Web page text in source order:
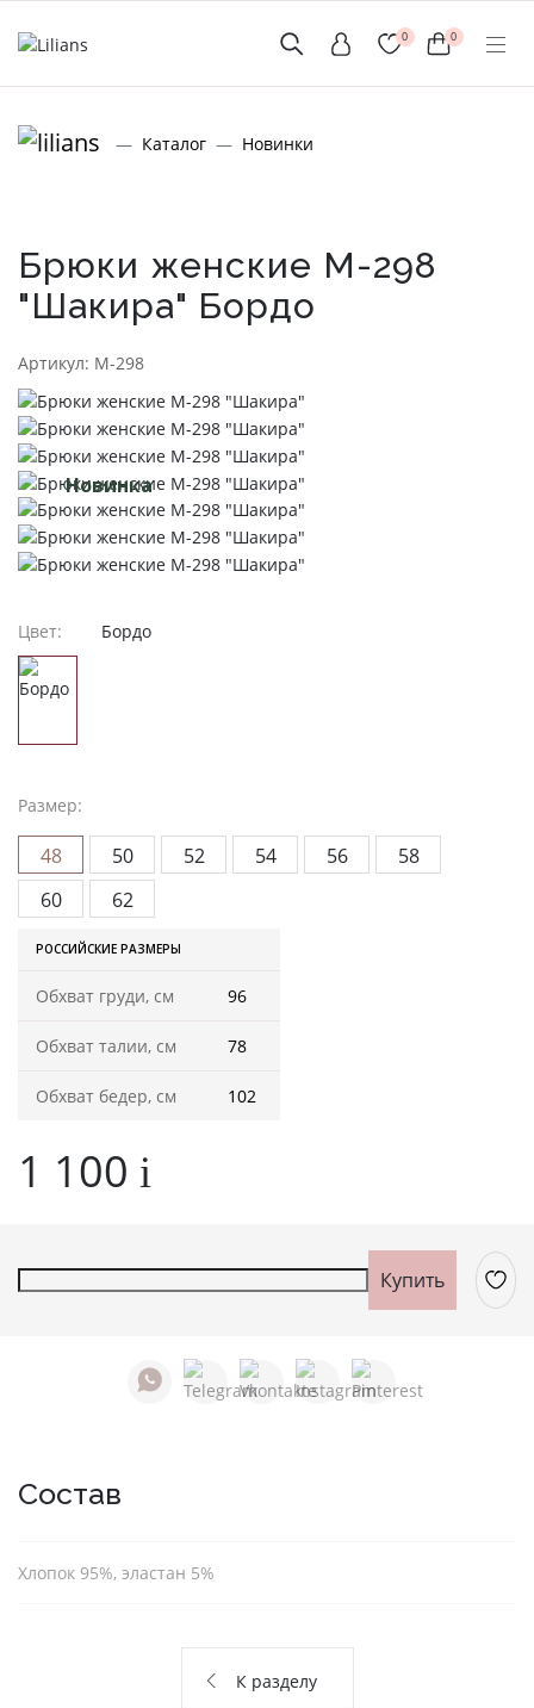
0 0
+7 (999) 156-56-43
Новинки
Мужской Ассортимент
Детcкий трикотаж
Женская одежда
Домашняя одежда
Комплекты женские повседневные
Куртка женская на молнии
Рекомендуем
Футболки и блузки
Джемпер на молнии
ОПЛАТА И ДОСТАВКА
Каталог Новинки
Брюки женские М-298
"Шакира" Бордо
Артикул: М-298
Новинка
Цвет: Бордо
Размер:
48
РОССИЙСКИЕ РАЗМЕРЫ
Обхват груди, см 96
Обхват талии, см 78
Обхват бедер, см 102
50 52 54 56
58
60
62
1 100 i
Купить
Состав
Хлопок 95%, эластан 5%
К разделу